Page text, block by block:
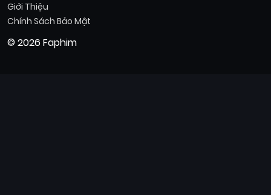
Giới Thiệu
Chính Sách Bảo Mật
© 2026 Faphim